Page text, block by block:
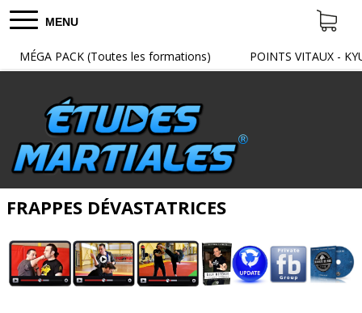
MENU
MÉGA PACK (Toutes les formations) POINTS VITAUX -
FRAPPES DÉVASTATRICES